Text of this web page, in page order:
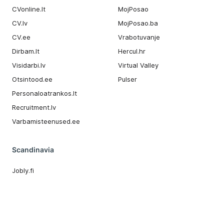
CVonline.lt
CV.lv
CV.ee
Dirbam.It
Visidarbi.lv
Otsintood.ee
Personaloatrankos.lt
Recruitment.lv
Varbamisteenused.ee
MojPosao
MojPosao.ba
Vrabotuvanje
Hercul.hr
Virtual Valley
Pulser
Scandinavia
Jobly.fi